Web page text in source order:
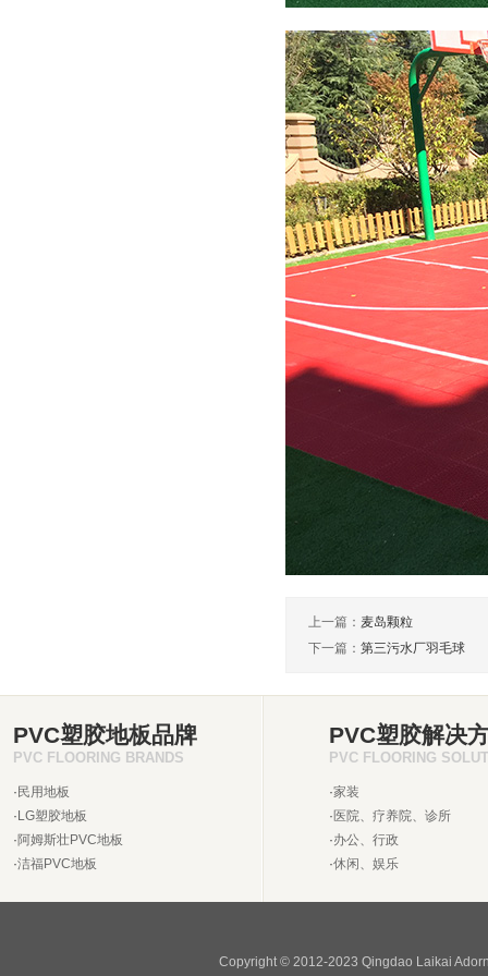
上一篇： 麦岛颗粒
下一篇： 第三污水厂羽毛球
PVC塑胶地板品牌
PVC FLOORING BRANDS
· 民用地板
· LG塑胶地板
·阿姆斯壮PVC地板
·洁福PVC地板
PVC塑胶解决
PVC FLOORING
·家装
· 医院、疗养院、诊所
·办公、行政
·休闲、娱乐
Copyright © 2012-2023 Qingdao Laikai